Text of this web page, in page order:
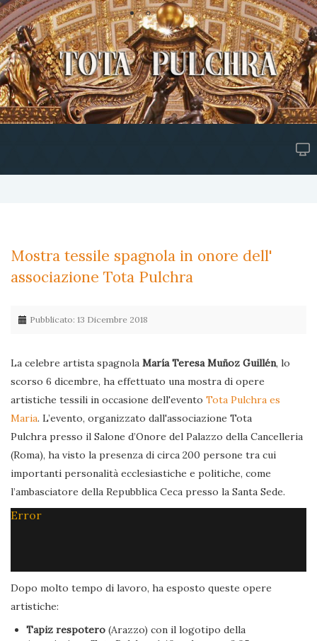
Mostra tessile spagnola in onore dell'
associazione Tota Pulchra
Pubblicato: 13 Dicembre 2018
La celebre artista spagnola María Teresa Muñoz Guillén, lo
scorso 6 dicembre, ha effettuato una mostra di opere
artistiche tessili in occasione dell'evento Tota Pulchra es
Maria. L’evento, organizzato dall'associazione Tota
Pulchra presso il Salone d’Onore del Palazzo della Cancelleria
(Roma), ha visto la presenza di circa 200 persone tra cui
importanti personalità ecclesiastiche e politiche, come
l’ambasciatore della Repubblica Ceca presso la Santa Sede.
Error
Dopo molto tempo di lavoro, ha esposto queste opere
artistiche:
Tapiz respotero (Arazzo) con il logotipo della